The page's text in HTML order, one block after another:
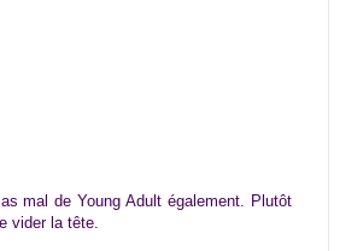
mal de Young Adult également. Plutôt
vider la tête.